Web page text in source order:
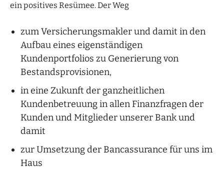
ein positives Resümee. Der Weg
zum Versicherungsmakler und damit in den
Aufbau eines eigenständigen
Kundenportfolios zu Generierung von
Bestandsprovisionen,
in eine Zukunft der ganzheitlichen
Kundenbetreuung in allen Finanzfragen der
Kunden und Mitglieder unserer Bank und
damit
zur Umsetzung der Bancassurance für uns im
Haus